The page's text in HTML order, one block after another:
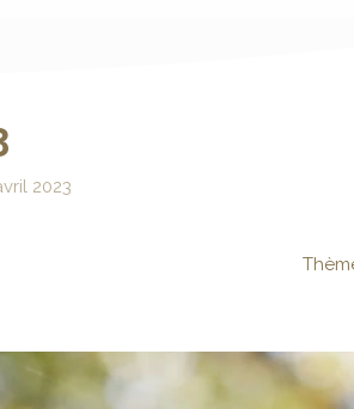
2023